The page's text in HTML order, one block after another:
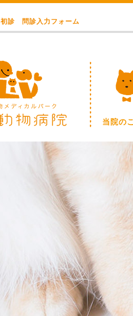
WEB予約始まりました！
※重要※ 価格改定のお知らせ
初診 問診入力フォーム
アレルギー・アトピ
WEB予約始まりました！
※重要※ 価格改定のお知らせ
当院の